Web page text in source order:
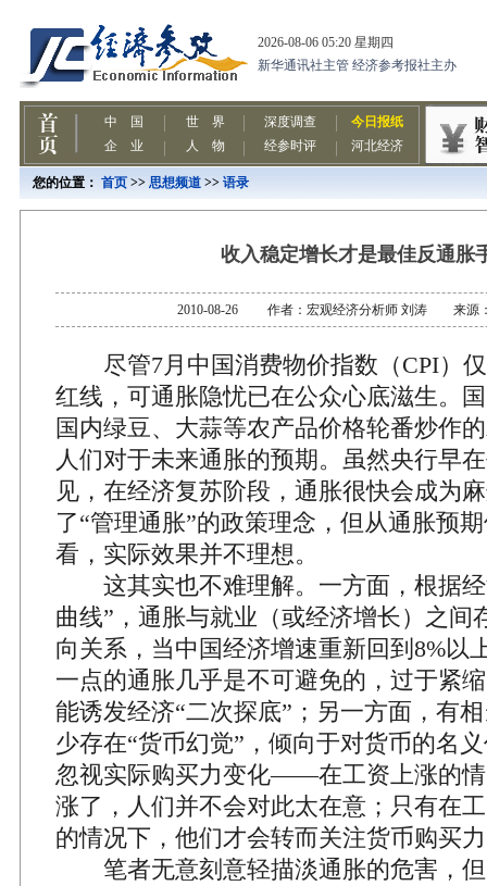
您的位置： 首页 >> 思想频道 >> 语录
收入稳定增长才是最佳反通胀
2010-08-26 作者：宏观经济分析师 刘涛 来源
尽管7月中国消费物价指数（CPI）仅
红线，可通胀隐忧已在公众心底滋生。
国内绿豆、大蒜等农产品价格轮番炒作
人们对于未来通胀的预期。虽然央行早
见，在经济复苏阶段，通胀很快会成为
了“管理通胀”的政策理念，但从通胀预
看，实际效果并不理想。
这其实也不难理解。一方面，根据经
曲线”，通胀与就业（或经济增长）之间
向关系，当中国经济增速重新回到8%以
一点的通胀几乎是不可避免的，过于紧
能诱发经济“二次探底”；另一方面，有
少存在“货币幻觉”，倾向于对货币的名
忽视实际购买力变化——在工资上涨的
涨了，人们并不会对此太在意；只有在
的情况下，他们才会转而关注货币购买
笔者无意刻意轻描淡通胀的危害，但